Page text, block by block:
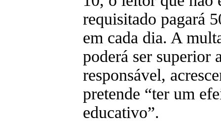
requisitado pagará
em cada dia. A
poderá ser superior
responsável,
pretende “ter um
educativo”.